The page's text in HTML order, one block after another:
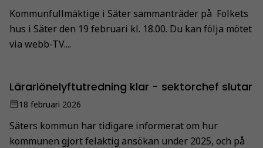
Kommunfullmäktige i Säter sammanträder på Folkets
hus i Säter den 19 februari kl. 18.00. Du kan följa mötet
via webb-TV....
Lärarlönelyftutredning klar - sektorchef slutar
18 februari 2026
Säters kommun har tidigare informerat om hur
kommunen gjort felaktig ansökan under 2025, och på